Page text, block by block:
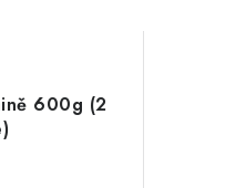
600g (2